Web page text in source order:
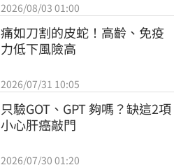
2026/08/03 01:00
痛如刀割的皮蛇！高齡、免疫
力低下風險高
2026/07/31 10:05
只驗GOT、GPT 夠嗎？缺這2項
小心肝癌敲門
2026/07/30 01:20